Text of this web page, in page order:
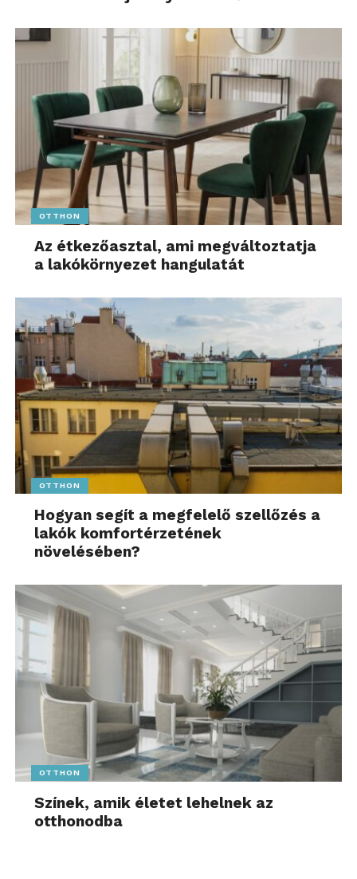
OTTHON
Az étkezőasztal, ami megváltoztatja
a lakókörnyezet hangulatát
OTTHON
Hogyan segít a megfelelő szellőzés a
lakók komfortérzetének
növelésében?
OTTHON
Színek, amik életet lehelnek az
otthonodba